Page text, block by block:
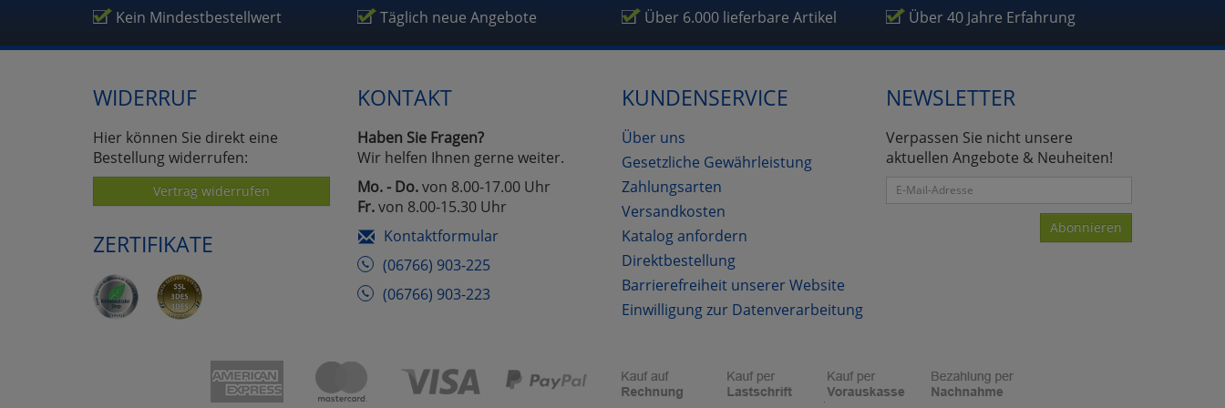
Kein Mindestbestellwert Täglich neue Angebote Über 6.000 lieferbare Artikel Über 40 Jahre Erfahrung
WIDERRUF
Hier können Sie direkt eine
Bestellung widerrufen:
Vertrag widerrufen
ZERTIFIKATE
KONTAKT
Haben Sie Fragen?
Wir helfen Ihnen gerne weiter.
Mo. - Do.von 8.00-17.00 Uhr
Fr.von 8.00-15.30 Uhr
Kontaktformular
(06766) 903-225
(06766) 903-223
KUNDENSERVICE
Über uns
Gesetzliche Gewährleistung
Zahlungsarten
Versandkosten
Katalog anfordern
Direktbestellung
Barrierefreiheit unserer Website
Einwilligung zur Datenverarbeitung
NEWSLETTER
Verpassen Sie nicht unsere
aktuellen Angebote & Neuheiten!
Abonnieren
Umfragetools